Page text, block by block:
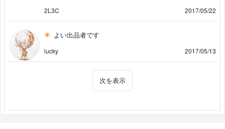
2L3C
2017/05/22
よい出品者です
lucky 2017/05/13
次を表示